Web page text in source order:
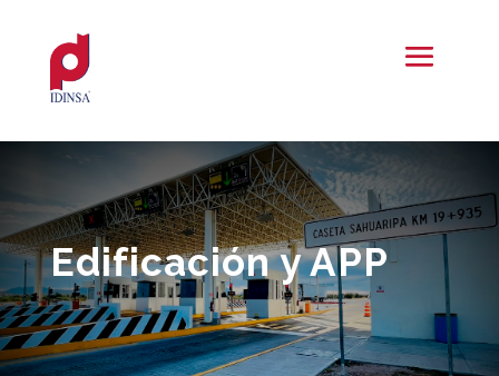
Edificación y APP